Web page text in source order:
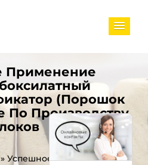
Применение
(Порошок
По Производству
» Успешное применение